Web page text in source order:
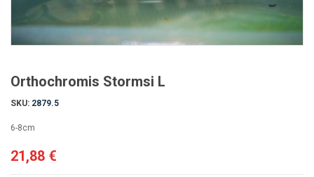
Orthochromis Stormsi L
SKU: 2879.5
6-8cm
21,88 €